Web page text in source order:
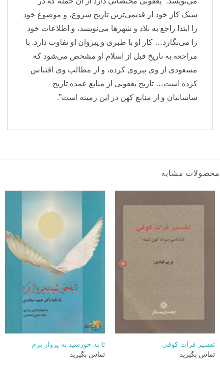
سبک کار خود از قدیمی‌ترین تاریخ شروع، و موضوع خود
را ابتدا راجع به بلاد و شهرها می‌نویسد، و اطلاعات خود
را می‌نگارد… کار او با طبری و پیروان او تفاوت دارد. با
مراجعه به تاریخ قبل از اسلام او مشخص می‌شود که
مسعودی از وی پیروی کرده، و از مطالب وی اقتباس
کرده است… تاریخ یعقوبی از منابع عمده تاریخ
ساسانیان و از منابع کهن در این زمینه است”.
محصولات مشابه
تفسیر فرات کوفی
تماس بگیرید
تا به خورشيد به پرواز برم
تماس بگیرید